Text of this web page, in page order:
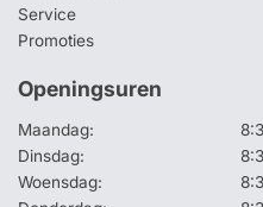
Service
Promoties
Openingsuren
Maandag:
Dinsdag:
Woensdag: